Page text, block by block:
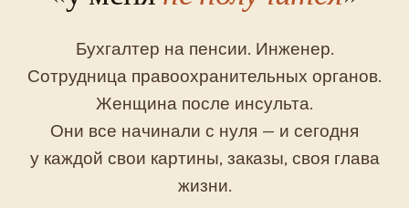
Бухгалтер на пенсии. Инженер.
Сотрудница правоохранительных органов.
Женщина после инсульта.
Они все начинали с нуля — и сегодня
у каждой свои картины, заказы, своя глава
жизни.